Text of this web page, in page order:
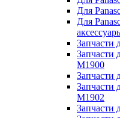
Для
Для
Запчасти
Запчасти
M1900
Запчасти
Запчасти
M1902
Запчасти